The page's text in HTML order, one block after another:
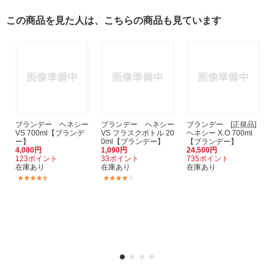
この商品を見た人は、こちらの商品も見ています
ブランデー ヘネシー
VS 700ml【ブランデ
ー】
4,080円
123ポイント
在庫あり
ブランデー ヘネシー
VS フラスクボトル 20
0ml【ブランデー】
1,090円
33ポイント
在庫あり
ブランデー [正規品]
ヘネシー X.O 700ml
【ブランデー】
24,500円
735ポイント
在庫あり